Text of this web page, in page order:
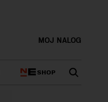
MOJ NALOG
SHOP